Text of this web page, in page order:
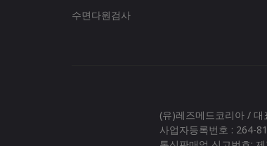
수면다원검사
(유)레즈메드코리아 /
사업자등록번호 : 264-